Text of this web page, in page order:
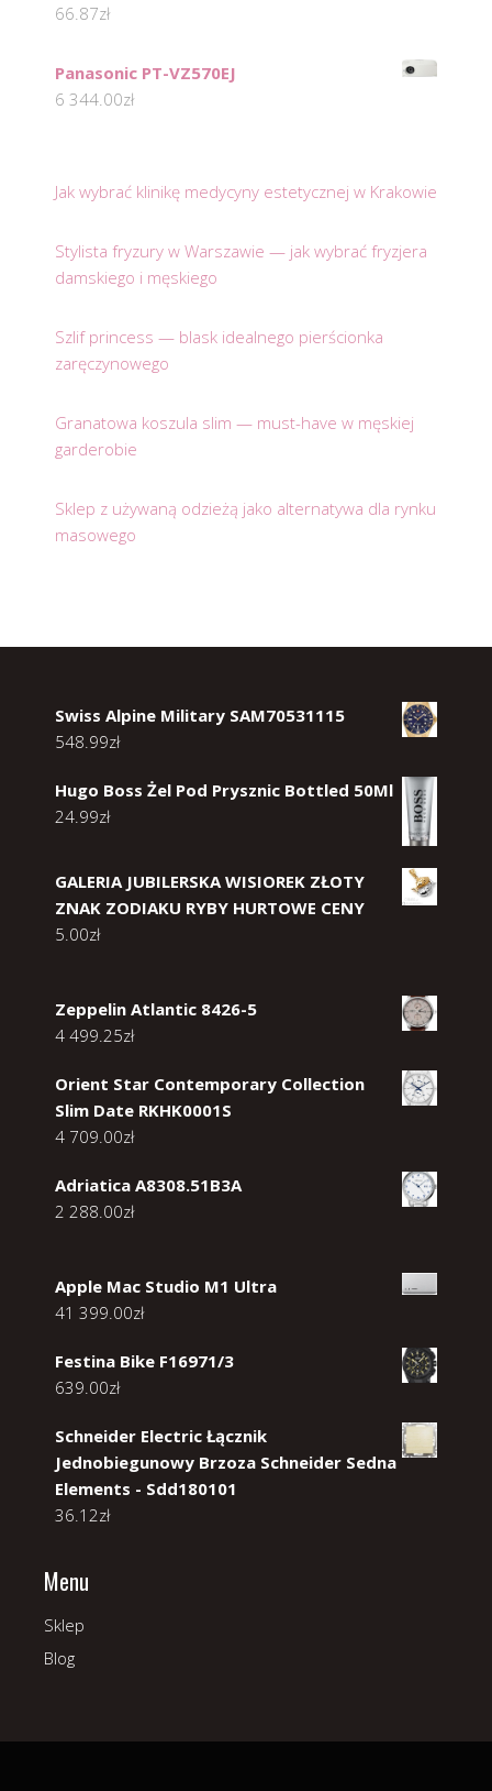
66.87zł
Panasonic PT-VZ570EJ
6 344.00zł
Jak wybrać klinikę medycyny estetycznej w Krakowie
Stylista fryzury w Warszawie — jak wybrać fryzjera
damskiego i męskiego
Szlif princess — blask idealnego pierścionka
zaręczynowego
Granatowa koszula slim — must-have w męskiej
garderobie
Sklep z używaną odzieżą jako alternatywa dla rynku
masowego
Swiss Alpine Military SAM70531115
548.99zł
Hugo Boss Żel Pod Prysznic Bottled 50Ml
24.99zł
GALERIA JUBILERSKA WISIOREK ZŁOTY
ZNAK ZODIAKU RYBY HURTOWE CENY
5.00zł
Zeppelin Atlantic 8426-5
4 499.25zł
Orient Star Contemporary Collection
Slim Date RKHK0001S
4 709.00zł
Adriatica A8308.51B3A
2 288.00zł
Apple Mac Studio M1 Ultra
41 399.00zł
Festina Bike F16971/3
639.00zł
Schneider Electric Łącznik
Jednobiegunowy Brzoza Schneider Sedna
Elements - Sdd180101
36.12zł
Menu
Sklep
Blog